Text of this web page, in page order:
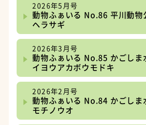
2026年5月号
動物ふぁいる No.86 平川動物
ヘラサギ
2026年3月号
動物ふぁいる No.85 かごしま
イヨウアカボウモドキ
2026年2月号
動物ふぁいる No.84 かごしま
モチノウオ